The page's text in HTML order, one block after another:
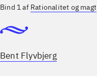
Bind 1 af Rationalitet og magt
Bent Flyvbjerg